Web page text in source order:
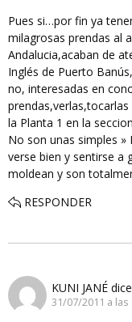
Pues si…por fin ya
milagrosas prendas al
Andalucia,acaban de
Inglés de Puerto
no, interesadas en
la Planta 1 en la
No son unas simples »
verse bien y sentirse a
moldean y son
RESPONDER
KUNI JANÉ
31/07/2011 a las